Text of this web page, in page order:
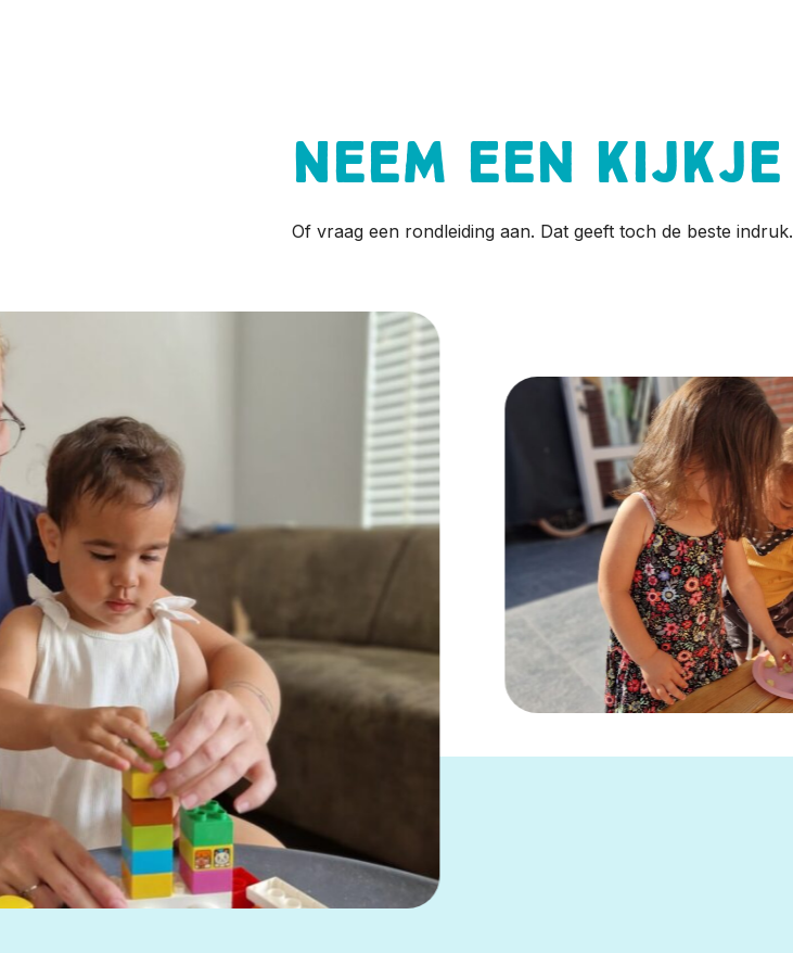
Neem een kijkje
Of vraag een rondleiding aan. Dat geeft toch de beste indruk.